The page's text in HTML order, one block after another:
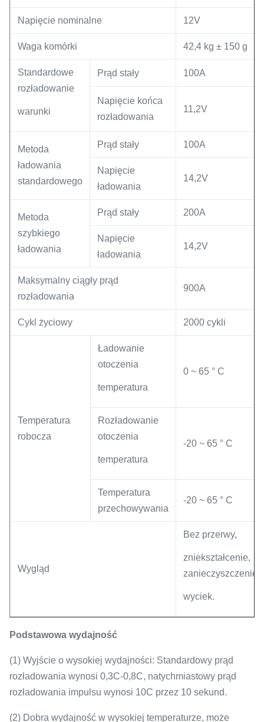
Napięcie nominalne 12V
Waga komórki 42,4 kg ± 150 g
Standardowe
rozładowanie
warunki
Prąd stały 100A
Napięcie końca
rozładowania
11,2V
Metoda
ładowania
standardowego
Prąd stały 100A
Napięcie
ładowania
14,2V
Metoda
szybkiego
ładowania
Prąd stały 200A
Napięcie
ładowania
14,2V
Maksymalny ciągły prąd
rozładowania
900A
Cykl życiowy 2000 cykli
Temperatura
robocza
Ładowanie
otoczenia
temperatura
0 ~ 65 ° C
Rozładowanie
otoczenia
temperatura
-20 ~ 65 ° C
Temperatura
przechowywania
-20 ~ 65 ° C
Wygląd
Bez przerwy,
zniekształcenie,
zanieczyszczenie,
wyciek.
Podstawowa wydajność
(1) Wyjście o wysokiej wydajności: Standardowy prąd
rozładowania wynosi 0,3C-0,8C, natychmiastowy prąd
rozładowania impulsu wynosi 10C przez 10 sekund.
(2) Dobra wydajność w wysokiej temperaturze, może